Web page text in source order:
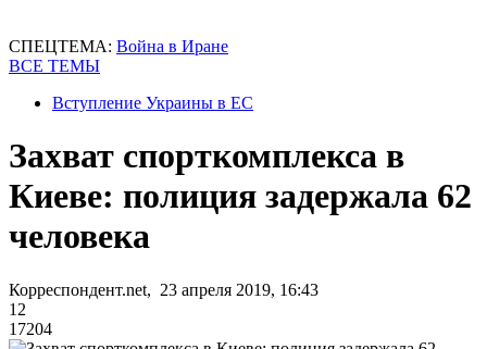
СПЕЦТЕМА: Война в Иране
ВСЕ ТЕМЫ
Вступление Украины в ЕС
Захват спорткомплекса в
Киеве: полиция задержала 62
человека
Корреспондент.net, 23 апреля 2019, 16:43
12
17204